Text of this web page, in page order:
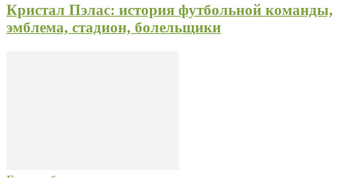
Кристал Пэлас: история футбольной команды,
эмблема, стадион, болельщики